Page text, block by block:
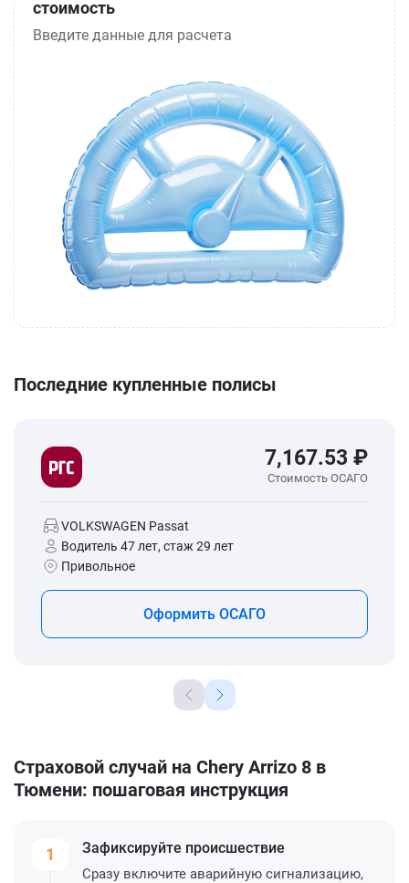
стоимость
Введите данные для расчета
Последние купленные полисы
7,167.53 ₽
Стоимость ОСАГО
VOLKSWAGEN Passat
Водитель 47 лет, стаж 29 лет
Привольное
Оформить ОСАГО
Страховой случай на Chery Arrizo 8 в
Тюмени: пошаговая инструкция
1 Зафиксируйте происшествие
Сразу включите аварийную сигнализацию,